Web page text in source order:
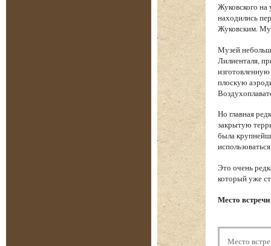
Жуковского на
находились
Жуковским.
Музей
Лилиенталя,
плоскую
Но главная
закрытую
была
Это очень
который уже
Место
Место